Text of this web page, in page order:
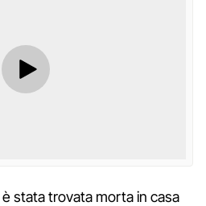
è stata trovata morta in casa